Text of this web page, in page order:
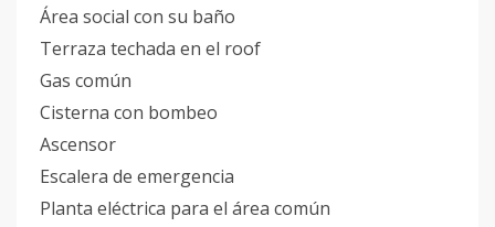
Área social con su baño
Terraza techada en el roof
Gas común
Cisterna con bombeo
Ascensor
Escalera de emergencia
Planta eléctrica para el área común